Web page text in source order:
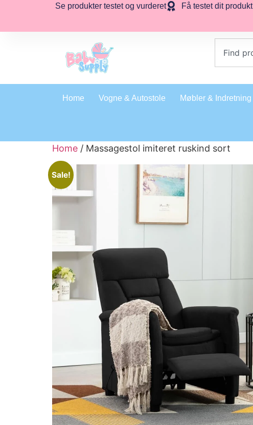
Se produkter testet og vurderet Få testet dit produkt
Home Vogne & Autostole Møbler & Indretning
Home / Massagestol imiteret ruskind sort
Sale!